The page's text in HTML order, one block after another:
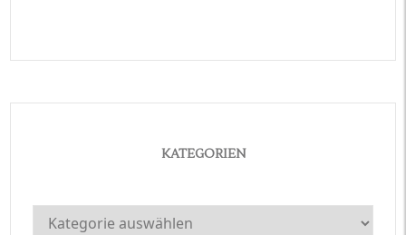
KATEGORIEN
Kategorien